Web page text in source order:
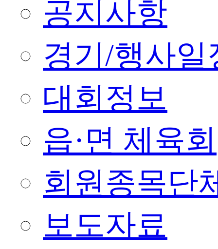
공지사항
경기/행사일
대회정보
읍·면 체육회
회원종목단
보도자료